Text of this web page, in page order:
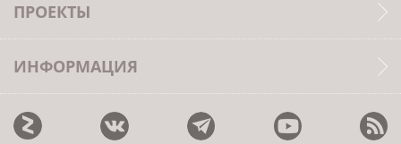
ПРОЕКТЫ
ИНФОРМАЦИЯ